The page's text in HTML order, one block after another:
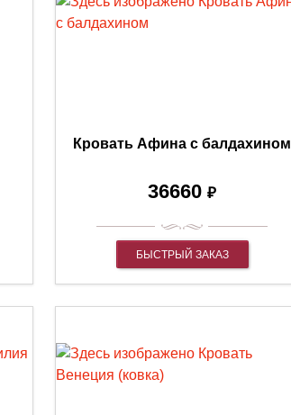
Кровать Афина с балдахином
36660 ₽
БЫСТРЫЙ ЗАКАЗ